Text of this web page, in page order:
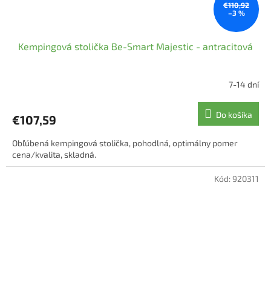
€110,92
–3 %
Kempingová stolička Be-Smart Majestic - antracitová
je
z
5
hviezdičiek.
7-14 dní
€107,59 Do košíka
Obľúbená kempingová stolička, pohodlná, optimálny pomer
cena/kvalita, skladná.
Kód:920311